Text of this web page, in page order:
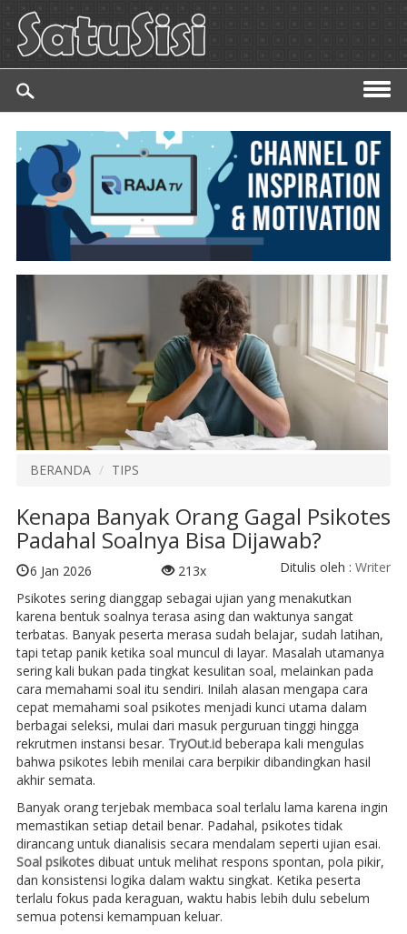
BERANDA TIPS
Kenapa Banyak Orang Gagal Psikotes
Padahal Soalnya Bisa Dijawab?
6 Jan 2026 213x Ditulis oleh :Writer
Psikotes sering dianggap sebagai ujian yang menakutkan
karena bentuk soalnya terasa asing dan waktunya sangat
terbatas. Banyak peserta merasa sudah belajar, sudah latihan,
tapi tetap panik ketika soal muncul di layar. Masalah utamanya
sering kali bukan pada tingkat kesulitan soal, melainkan pada
cara memahami soal itu sendiri. Inilah alasan mengapa cara
cepat memahami soal psikotes menjadi kunci utama dalam
berbagai seleksi, mulai dari masuk perguruan tinggi hingga
rekrutmen instansi besar. TryOut.idbeberapa kali mengulas
bahwa psikotes lebih menilai cara berpikir dibandingkan hasil
akhir semata.
Banyak orang terjebak membaca soal terlalu lama karena ingin
memastikan setiap detail benar. Padahal, psikotes tidak
dirancang untuk dianalisis secara mendalam seperti ujian esai.
Soal psikotesdibuat untuk melihat respons spontan, pola pikir,
dan konsistensi logika dalam waktu singkat. Ketika peserta
terlalu fokus pada keraguan, waktu habis lebih dulu sebelum
semua potensi kemampuan keluar.